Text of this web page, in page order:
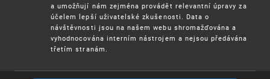
Více informací(pdf, 78 kB)
Registrace
a umožňují nám zejména provádět relevantní úpravy za
účelem lepší uživatelské zkušenosti. Data o
návštěvnosti jsou na našem webu shromažďována a
vyhodnocována interním nástrojem a nejsou předávána
třetím stranám.